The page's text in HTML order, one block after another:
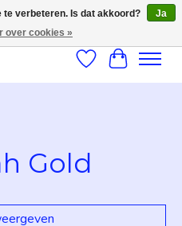
Verlanglijst
Gold
te verbeteren. Is dat akkoord?
Ja
over cookies »